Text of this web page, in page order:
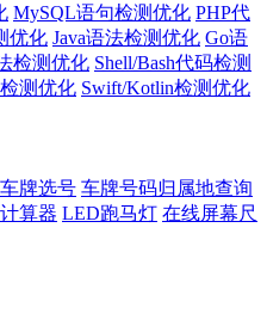
MySQL语句检测优化 PHP代
优化 Java语法检测优化 Go语
检测优化 Shell/Bash代码检测
测优化 Swift/Kotlin检测优化
牌选号 车牌号码归属地查询
算器 LED跑马灯 在线屏幕尺